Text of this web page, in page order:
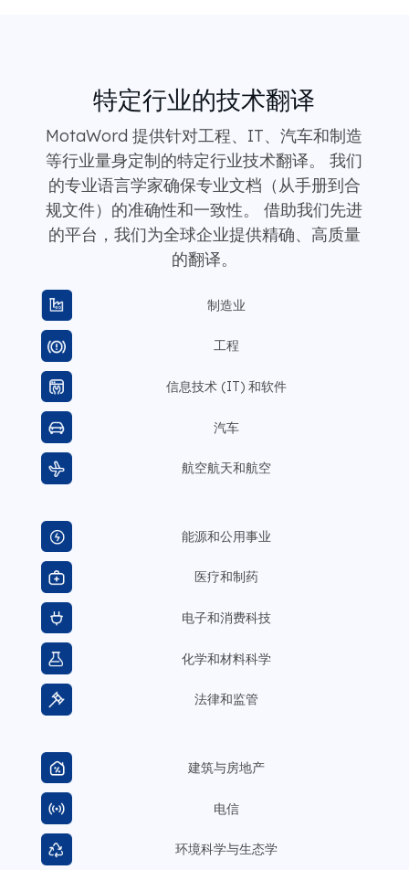
特定行业的技术翻译
MotaWord 提供针对工程、IT、汽车和制造
等行业量身定制的特定行业技术翻译。 我们
的专业语言学家确保专业文档（从手册到合
规文件）的准确性和一致性。 借助我们先进
的平台，我们为全球企业提供精确、高质量
的翻译。
制造业
工程
信息技术 (IT) 和软件
汽车
航空航天和航空
能源和公用事业
医疗和制药
电子和消费科技
化学和材料科学
法律和监管
建筑与房地产
电信
环境科学与生态学